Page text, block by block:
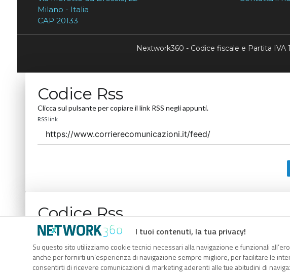
I tuoi contenuti, la tua privacy!
Su questo sito utilizziamo cookie tecnici necessari alla navigazione e funzionali
anche per fornirti un’esperienza di navigazione sempre migliore, per facilitare le
consentirti di ricevere comunicazioni di marketing aderenti alle tue abitudini di
Milano - Italia
CAP 20133
Nextwork360 - Codice fiscale e Partita IVA
Codice Rss
Clicca sul pulsante per copiare il link RSS negli appunti.
RSS link
Codice Rss
Clicca sul pulsante per copiare il link RSS negli appunti.
RSS link